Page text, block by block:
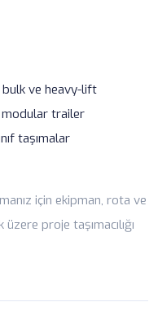
ve heavy-lift
trailer
taşımalar
için ekipman, rota ve
proje taşımacılığı